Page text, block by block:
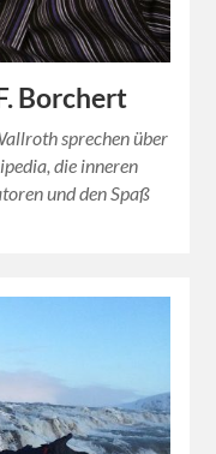
Borchert
sprechen über
die inneren
und den Spaß